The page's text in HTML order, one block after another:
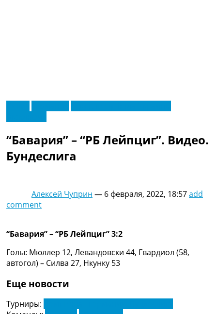
МенюГлавная
Видео
Трансферы
Новости футбола Украины
Логин
Турниры
Чемпионат Мира
Украина. Премьер-Лига
Украина. Первая Лига
Лига Чемпионов
Испания. Ла Лига
“Бавария” – “РБ Лейпциг”. Видео.
Бундеслига
Алексей Чуприн — 6 февраля, 2022, 18:57add
comment
“Бавария” – “РБ Лейпциг” 3:2
Голы: Мюллер 12, Левандовски 44, Гвардиол (58,
автогол) – Силва 27, Нкунку 53
Еще новости
Турниры: